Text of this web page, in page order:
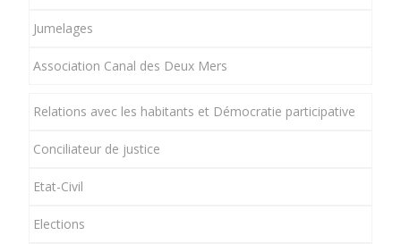
Jumelages
Association Canal des Deux Mers
Relations avec les habitants et Démocratie participative
Conciliateur de justice
Etat-Civil
Elections